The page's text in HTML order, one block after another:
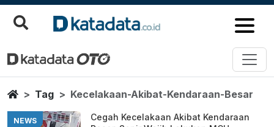
Kecelakaan Akibat Kendaraan
Berita Terbaru
HomeTag Kecelakaan-Akibat-Kendaraan-Besar
NEWS
Cegah Kecelakaan Akibat Kendaraan